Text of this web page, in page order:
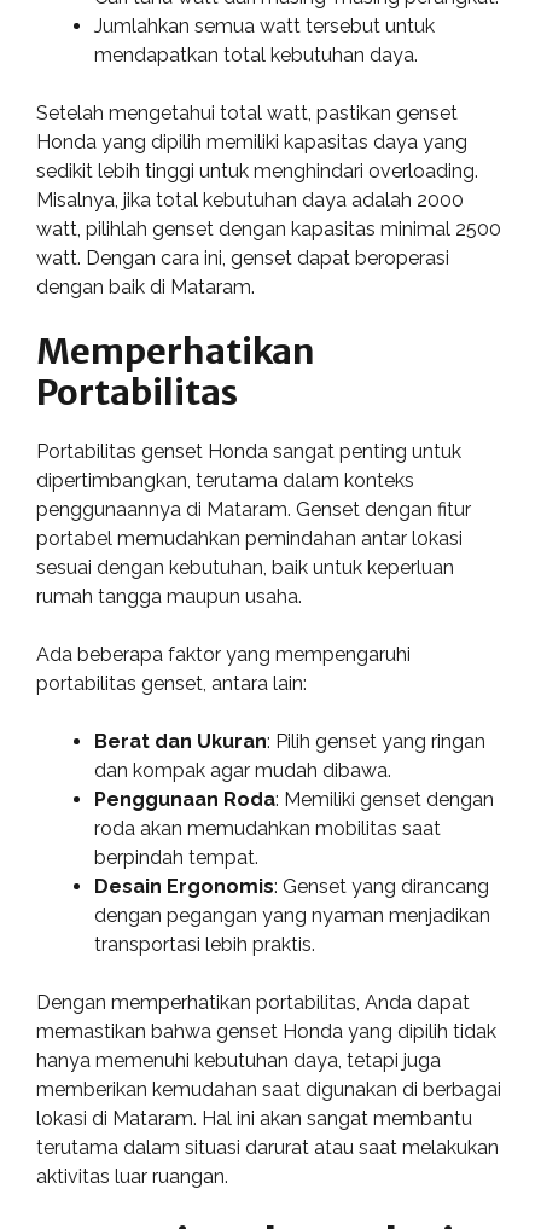
Jumlahkan semua watt tersebut untuk
mendapatkan total kebutuhan daya.
Setelah mengetahui total watt, pastikan genset
Honda yang dipilih memiliki kapasitas daya yang
sedikit lebih tinggi untuk menghindari overloading.
Misalnya, jika total kebutuhan daya adalah 2000
watt, pilihlah genset dengan kapasitas minimal 2500
watt. Dengan cara ini, genset dapat beroperasi
dengan baik di Mataram.
Memperhatikan
Portabilitas
Portabilitas genset Honda sangat penting untuk
dipertimbangkan, terutama dalam konteks
penggunaannya di Mataram. Genset dengan fitur
portabel memudahkan pemindahan antar lokasi
sesuai dengan kebutuhan, baik untuk keperluan
rumah tangga maupun usaha.
Ada beberapa faktor yang mempengaruhi
portabilitas genset, antara lain:
Berat dan Ukuran: Pilih genset yang ringan
dan kompak agar mudah dibawa.
Penggunaan Roda: Memiliki genset dengan
roda akan memudahkan mobilitas saat
berpindah tempat.
Desain Ergonomis: Genset yang dirancang
dengan pegangan yang nyaman menjadikan
transportasi lebih praktis.
Dengan memperhatikan portabilitas, Anda dapat
memastikan bahwa genset Honda yang dipilih tidak
hanya memenuhi kebutuhan daya, tetapi juga
memberikan kemudahan saat digunakan di berbagai
lokasi di Mataram. Hal ini akan sangat membantu
terutama dalam situasi darurat atau saat melakukan
aktivitas luar ruangan.